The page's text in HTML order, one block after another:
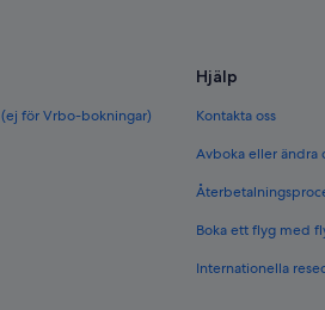
(ej för Vrbo-bokningar)
Hjälp
Kontakta oss
Avboka eller ändra
Boka ett flyg med
Internationella